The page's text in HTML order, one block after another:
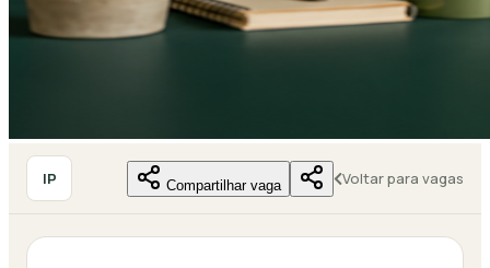
IP Compartilhar vaga Voltar para vagas